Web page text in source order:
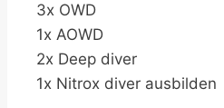
3x OWD
1x AOWD
2x Deep diver
1x Nitrox diver ausbilden